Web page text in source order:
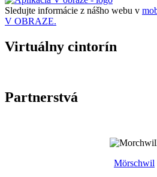
Sledujte informácie z nášho webu v
V OBRAZE.
Virtuálny cintorín
Partnerstvá
Mörschwil